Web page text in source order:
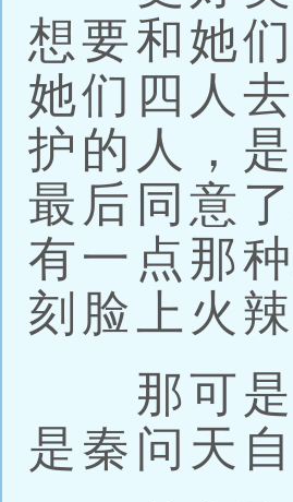
想要和她
她们四人
护的人，
最后同意
有一点那
刻脸上火
那可是
是秦问天